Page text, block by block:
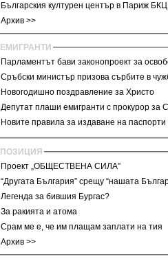
Българския културен център в Париж
Архив >>
ЕМИГРАНТИ
Парламентът бави законопроект за
Сръбски министър призова сърбите в
Новогодишно поздравление за Христо
Депутат плаши емигранти с прокурор за
Новите правила за издаване на
ПОЗИЦИЯ
Проект „ОБЩЕСТВЕНА СИЛА”
“Другата България” срещу “нашата
Легенда за бившия Бургас?
За ракията и атома
Срам ме е, че им плащам заплати на тия
Архив >>